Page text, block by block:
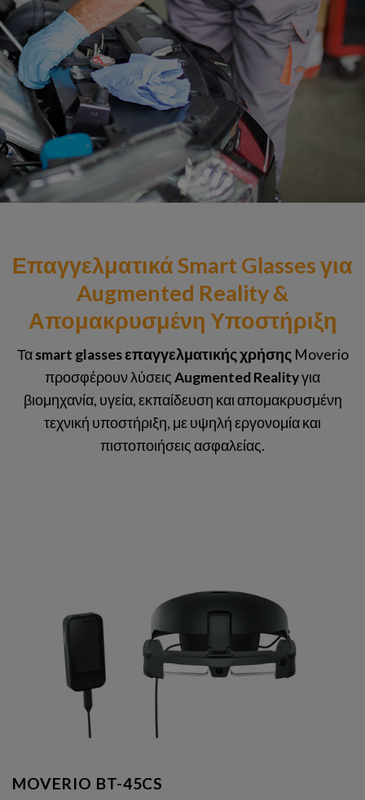
Επαγγελματικά Smart Glasses για
Augmented Reality &
Απομακρυσμένη Υποστήριξη
Ταsmart glasses επαγγελματικής χρήσηςMoverio
προσφέρουν λύσειςAugmented Realityγια
βιομηχανία, υγεία, εκπαίδευση και απομακρυσμένη
τεχνική υποστήριξη, με υψηλή εργονομία και
πιστοποιήσεις ασφαλείας.
MOVERIO BT-45CS